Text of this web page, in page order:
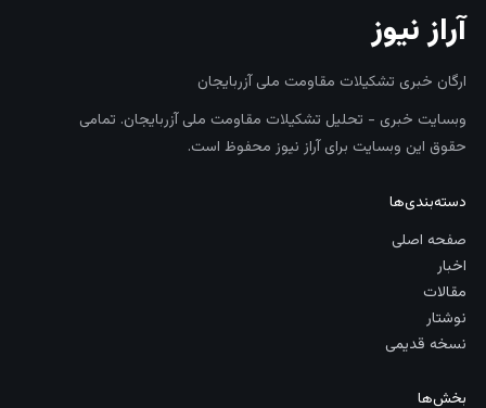
آراز نیوز
ارگان خبری تشکیلات مقاومت ملی آزربایجان
وبسایت خبری - تحلیل تشکیلات مقاومت ملی آزربایجان. تمامی
حقوق این وبسایت برای آراز نیوز محفوظ است.
دسته‌بندی‌ها
صفحه اصلی
اخبار
مقالات
نوشتار
نسخه قدیمی
بخش‌ها